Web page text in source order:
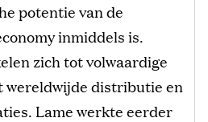
potentie van de
inmiddels is.
zich tot volwaardige
wereldwijde distributie en
Lame werkte eerder